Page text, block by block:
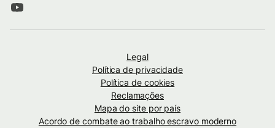
Legal
Política de privacidade
Política de cookies
Reclamações
Mapa do site por país
Acordo de combate ao trabalho escravo moderno